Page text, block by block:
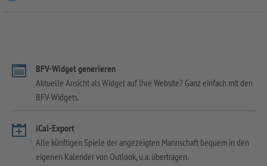
BFV-Widget generieren
Aktuelle Ansicht als Widget auf Ihre Website? Ganz einfach mit den
BFV-Widgets.
iCal-Export
Alle künftigen Spiele der angezeigten Mannschaft bequem in den
eigenen Kalender von Outlook, u.a. übertragen.